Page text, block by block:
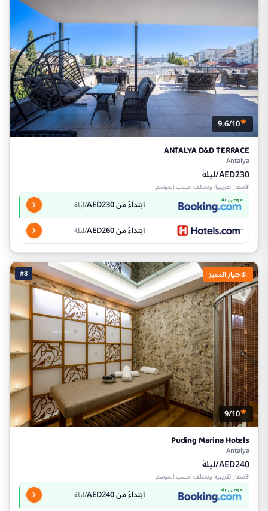
9.6/10
ANTALYA D&D TERRACE
Antalya
AED230/ليلة
الأسعار تقريبية وتختلف حسب الموسم
موصى به ابتداءً من AED230 /ليلة
ابتداءً من AED260 /ليلة
#8 الاختيار المميز
9/10
Puding Marina Hotels
Antalya
AED240/ليلة
الأسعار تقريبية وتختلف حسب الموسم
موصى به ابتداءً من AED240 /ليلة